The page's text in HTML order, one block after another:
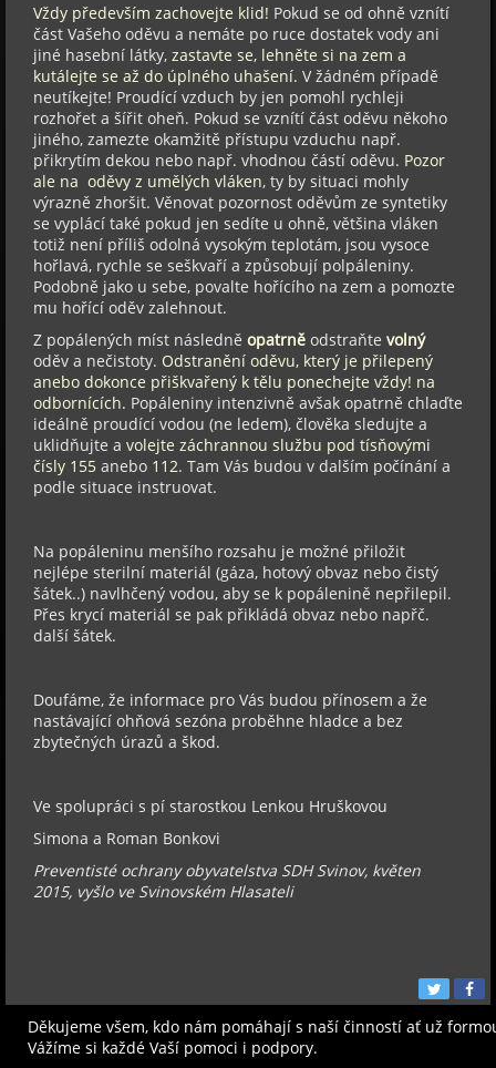
Vždy především zachovejte klid! Pokud se od ohně vznítí
část Vašeho oděvu a nemáte po ruce dostatek vody ani
jiné hasební látky, zastavte se, lehněte si na zem a
kutálejte se až do úplného uhašení. V žádném případě
neutíkejte! Proudící vzduch by jen pomohl rychleji
rozhořet a šířit oheň. Pokud se vznítí část oděvu někoho
jiného, zamezte okamžitě přístupu vzduchu např.
přikrytím dekou nebo např. vhodnou částí oděvu. Pozor
ale na oděvy z umělých vláken, ty by situaci mohly
výrazně zhoršit. Věnovat pozornost oděvům ze syntetiky
se vyplácí také pokud jen sedíte u ohně, většina vláken
totiž není příliš odolná vysokým teplotám, jsou vysoce
hořlavá, rychle se seškvaří a způsobují polpáleniny.
Podobně jako u sebe, povalte hořícího na zem a pomozte
mu hořící oděv zalehnout.
Z popálených míst následně opatrně odstraňte volný
oděv a nečistoty. Odstranění oděvu, který je přilepený
anebo dokonce přiškvařený k tělu ponechejte vždy! na
odbornících. Popáleniny intenzivně avšak opatrně chlaďte
ideálně proudící vodou (ne ledem), člověka sledujte a
uklidňujte a volejte záchrannou službu pod tísňovými
čísly 155 anebo 112. Tam Vás budou v dalším počínání a
podle situace instruovat.
Na popáleninu menšího rozsahu je možné přiložit
nejlépe sterilní materiál (gáza, hotový obvaz nebo čistý
šátek..) navlhčený vodou, aby se k popálenině nepřilepil.
Přes krycí materiál se pak přikládá obvaz nebo napřč.
další šátek.
Doufáme, že informace pro Vás budou přínosem a že
nastávající ohňová sezóna proběhne hladce a bez
zbytečných úrazů a škod.
Ve spolupráci s pí starostkou Lenkou Hruškovou
Simona a Roman Bonkovi
Preventisté ochrany obyvatelstva SDH Svinov, květen
2015, vyšlo ve Svinovském Hlasateli
Děkujeme všem, kdo nám pomáhají s naší činností ať už
Vážíme si každé Vaší pomoci i podpory.